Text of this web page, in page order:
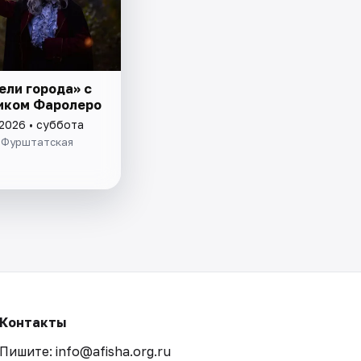
города» с
Фаролеро
• суббота
Контакты
Пишите: info@afisha.org.ru